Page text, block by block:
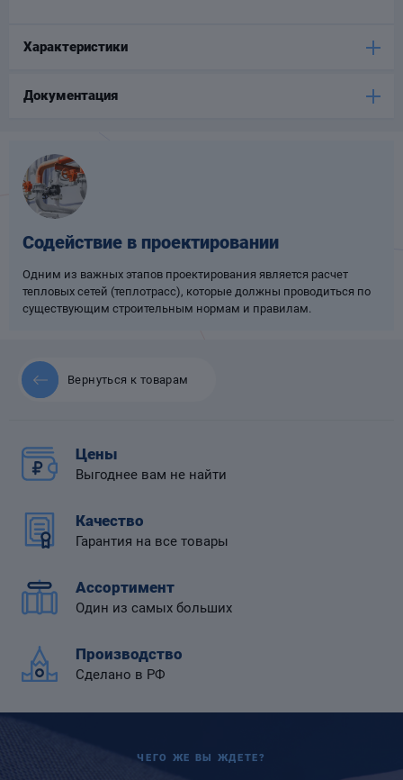
Характеристики
Документация
Содействие в проектировании
Одним из важных этапов проектирования является расчет
тепловых сетей (теплотрасс), которые должны проводиться по
существующим строительным нормам и правилам.
Вернуться к товарам
Цены
Выгоднее вам не найти
Качество
Гарантия на все товары
Ассортимент
Один из самых больших
Производство
Сделано в РФ
ЧЕГО ЖЕ ВЫ ЖДЕТЕ?
Компенсаторы